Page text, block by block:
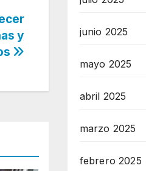
y
junio 2025
mayo 2025
abril 2025
marzo 2025
febrero 2025